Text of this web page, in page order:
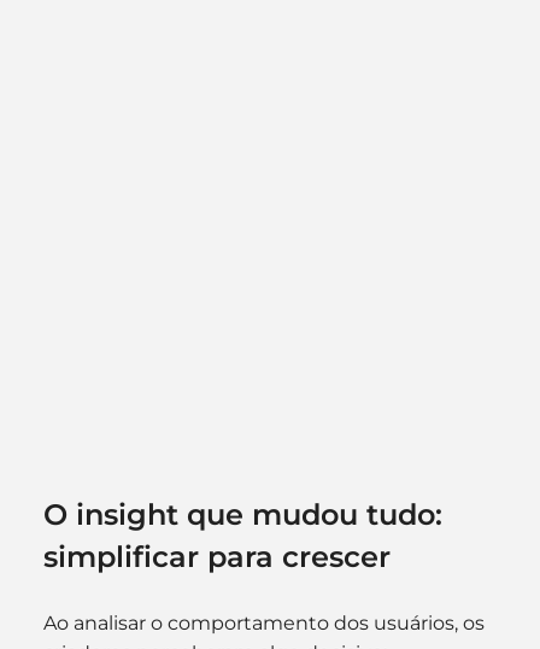
O insight que mudou tudo:
simplificar para crescer
Ao analisar o comportamento dos usuários, os